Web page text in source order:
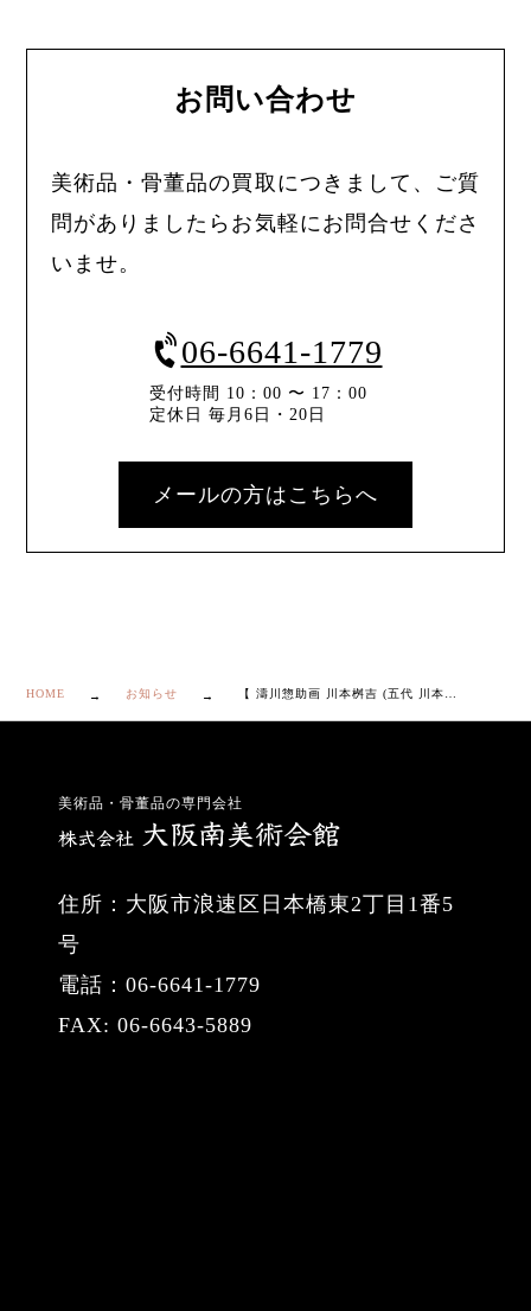
お問い合わせ
美術品・骨董品の買取につきまして、ご質
問がありましたらお気軽にお問合せくださ
いませ。
06-6641-1779
受付時間 10：00 〜 17：00
定休日 毎月6日・20日
メールの方はこちらへ
HOME お知らせ
美術品・骨董品の専門会社
住所：大阪市浪速区日本橋東2丁目1番5
号
電話：06-6641-1779
FAX: 06-6643-5889